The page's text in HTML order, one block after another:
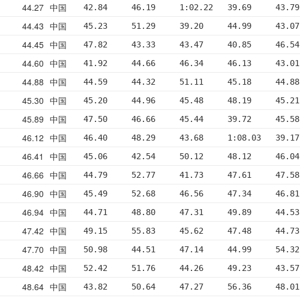
44.27 中国 42.84     46.19     1:02.22   39.69     43.79
44.43 中国 45.23     51.29     39.20     44.99     43.07
44.45 中国 47.82     43.33     43.47     40.85     46.54
44.60 中国 41.92     44.66     46.34     46.13     43.01
44.88 中国 44.59     44.32     51.11     45.18     44.88
45.30 中国 45.20     44.96     45.48     48.19     45.21
45.89 中国 47.50     46.66     45.44     39.72     45.58
46.12 中国 46.40     48.29     43.68     1:08.03   39.17
46.41 中国 45.06     42.54     50.12     48.12     46.04
46.66 中国 44.79     52.77     41.73     47.61     47.58
46.90 中国 45.49     52.68     46.56     47.34     46.81
46.94 中国 44.71     48.80     47.31     49.89     44.53
47.42 中国 49.15     55.83     45.62     47.48     44.73
47.70 中国 50.98     44.51     47.14     44.99     54.32
48.42 中国 52.42     51.76     44.26     49.23     43.57
48.64 中国 43.82     50.64     47.27     56.36     48.01